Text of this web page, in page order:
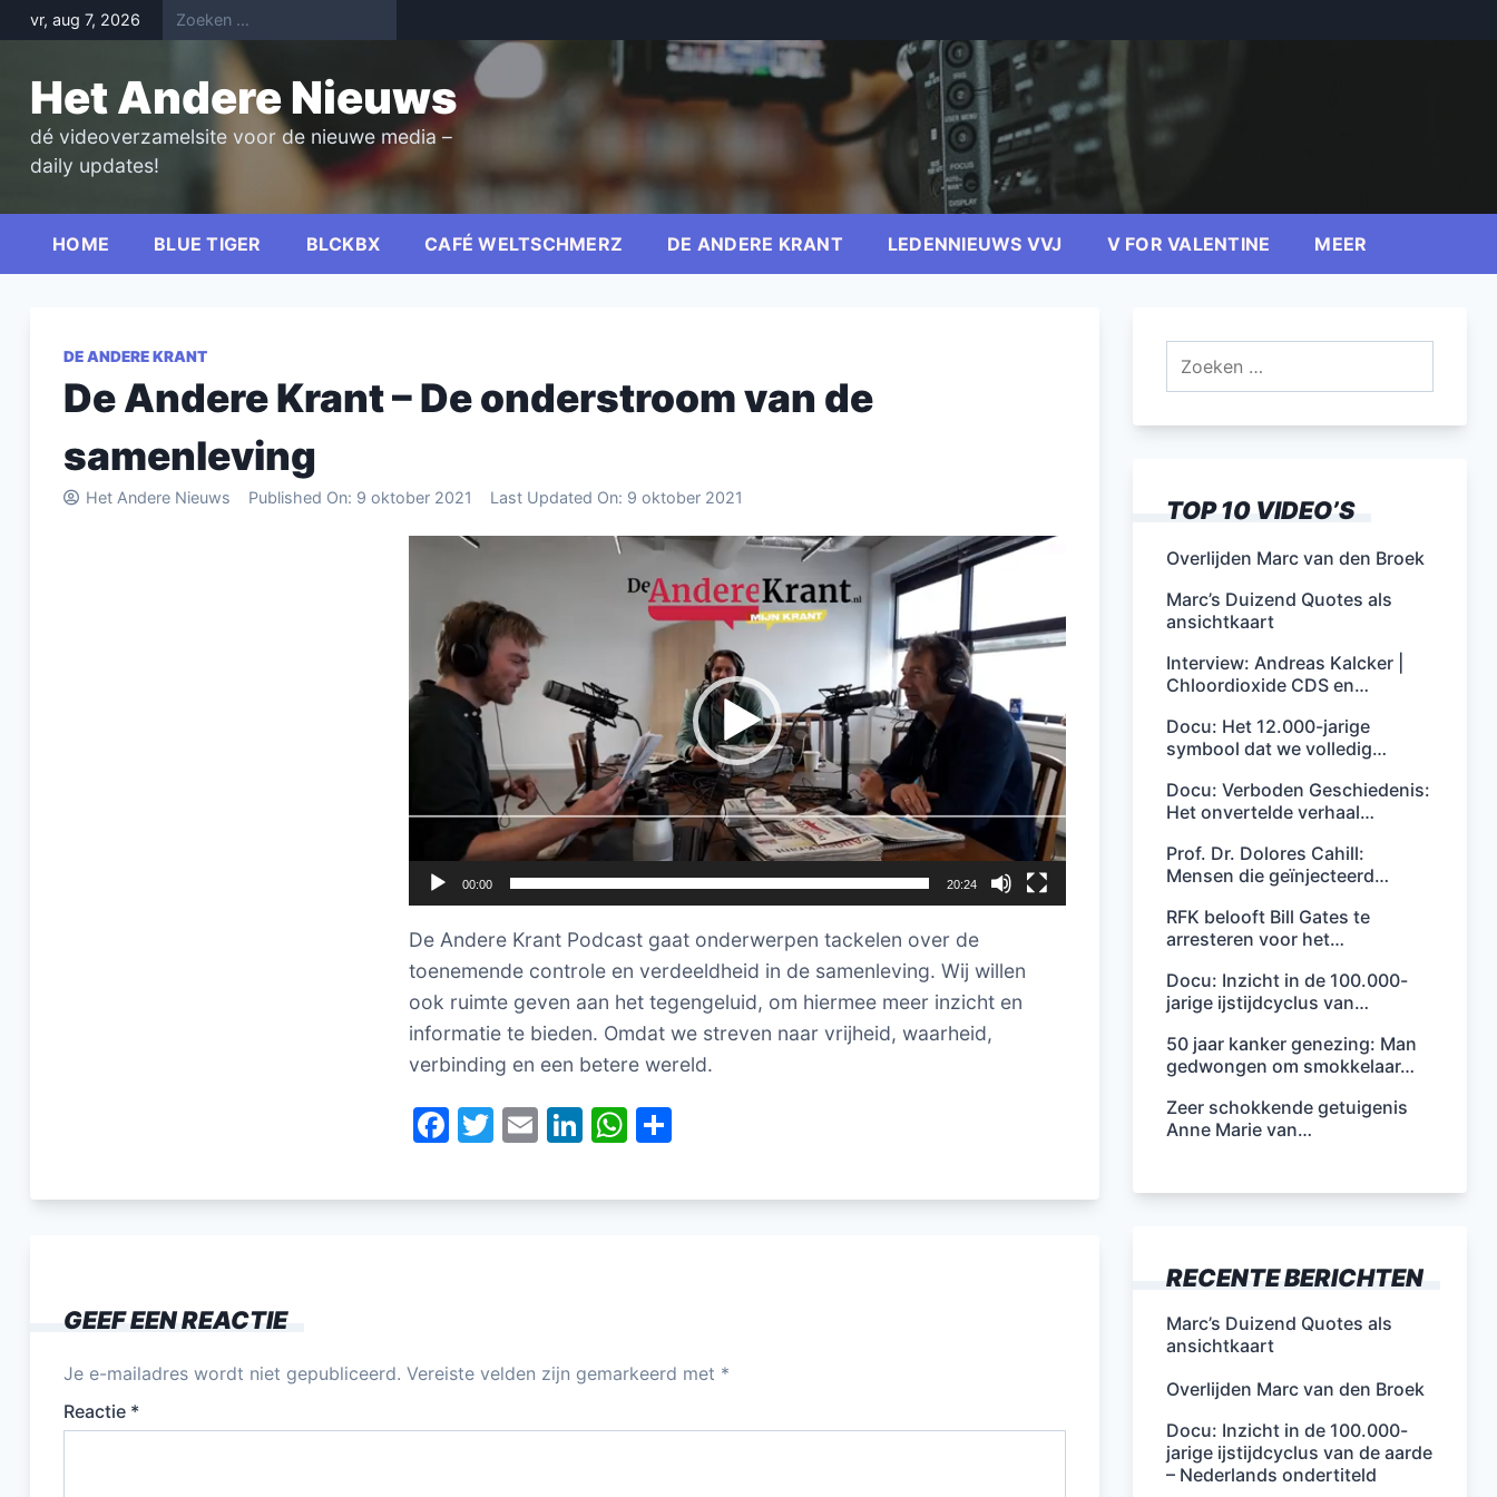
Skip
to
vr, aug 7, 2026
Het Andere Nieuws
dé videoverzamelsite voor de nieuwe media –
daily updates!
HOME BLUE TIGER BLCKBX CAFÉ WELTSCHMERZ DE ANDERE KRANT LEDENNIEUWS VVJ V FOR VALENTINE MEER
DE ANDERE KRANT
De Andere Krant – De onderstroom van de
samenleving
Het Andere Nieuws Published On: 9 oktober 2021 Last Updated On: 9 oktober 2021
Videospeler
00:00 20:24
De Andere Krant Podcast gaat onderwerpen tackelen over de
toenemende controle en verdeeldheid in de samenleving. Wij willen
ook ruimte geven aan het tegengeluid, om hiermee meer inzicht en
informatie te bieden. Omdat we streven naar vrijheid, waarheid,
verbinding en een betere wereld.
F
c
k
T
itt
E
ai
Li
k
W
at e
GEEF EEN REACTIE
Je e-mailadres wordt niet gepubliceerd. Vereiste velden zijn gemarkeerd met *
Reactie *
TOP 10 VIDEO’S
Overlijden Marc van den Broek
Marc’s Duizend Quotes als
ansichtkaart
Interview: Andreas Kalcker |
Chloordioxide CDS en…
Docu: Het 12.000-jarige
symbool dat we volledig…
Docu: Verboden Geschiedenis:
Het onvertelde verhaal…
Prof. Dr. Dolores Cahill:
Mensen die geïnjecteerd…
RFK belooft Bill Gates te
arresteren voor het…
Docu: Inzicht in de 100.000-
jarige ijstijdcyclus van…
50 jaar kanker genezing: Man
gedwongen om smokkelaar…
Zeer schokkende getuigenis
Anne Marie van…
RECENTE BERICHTEN
Marc’s Duizend Quotes als
ansichtkaart
Overlijden Marc van den Broek
Docu: Inzicht in de 100.000-
jarige ijstijdcyclus van de aarde
– Nederlands ondertiteld